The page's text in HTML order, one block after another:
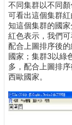
不同集群以不同
可看出這個集群
知這個集群的國
紅色表示，我們
配合上圖排序後
國家；集群3以綠
多，配合上圖排
西歐國家。